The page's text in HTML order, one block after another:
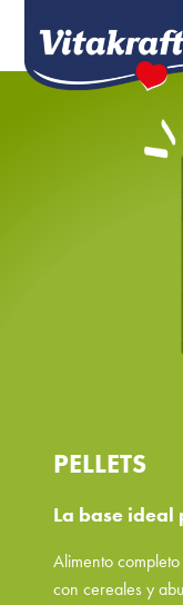
PELLETS
La base ideal
Alimento
con cereales y